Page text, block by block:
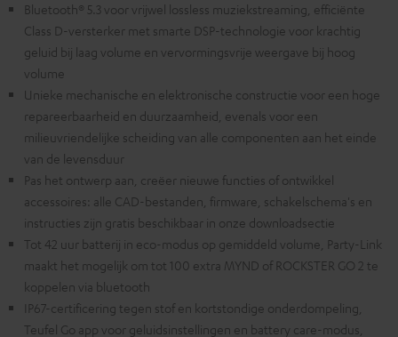
Bluetooth® 5.3 voor vrijwel lossless muziekstreaming, efficiënte
Class D-versterker met smarte DSP-technologie voor krachtig
geluid bij laag volume en vervormingsvrije weergave bij hoog
volume
Unieke mechanische en elektronische constructie voor een hoge
repareerbaarheid en duurzaamheid, evenals voor een
milieuvriendelijke scheiding van alle componenten aan het einde
van de levensduur
Pas het ontwerp aan, creëer nieuwe functies of ontwikkel
accessoires: alle CAD-bestanden, firmware, schakelschema's en
instructies zijn gratis beschikbaar in onze downloadsectie
Tot 42 uur batterij in eco-modus op gemiddeld volume, Party-Link
maakt het mogelijk om tot 100 extra MYND of ROCKSTER GO 2 te
koppelen via bluetooth
IP67-certificering tegen stof en kortstondige onderdompeling,
Teufel Go app voor geluidsinstellingen en battery care-modus,